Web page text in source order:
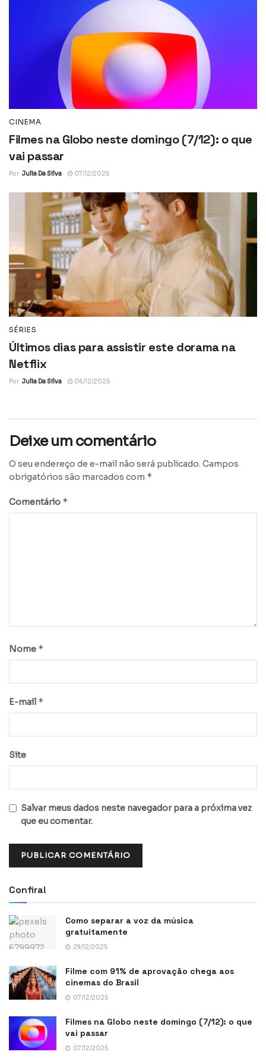
CINEMA
Filmes na Globo neste domingo (7/12): o que
vai passar
Por Julia Da Silva 07/12/2025
SÉRIES
Últimos dias para assistir este dorama na
Netflix
Por Julia Da Silva 06/12/2025
Deixe um comentário
O seu endereço de e-mail não será publicado. Campos
obrigatórios são marcados com *
Comentário *
Nome *
E-mail *
Site
Salvar meus dados neste navegador para a próxima vez
que eu comentar.
Confira!
Como separar a voz da música
gratuitamente
29/12/2025
Filme com 91% de aprovação chega aos
cinemas do Brasil
07/12/2025
Filmes na Globo neste domingo (7/12): o que
vai passar
07/12/2025